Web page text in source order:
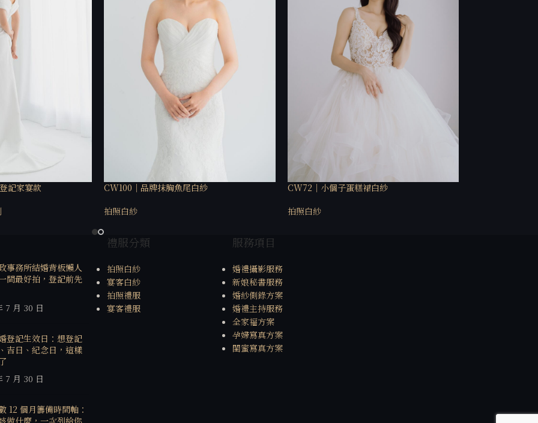
記家宴款
CW100｜品牌抹胸魚尾白紗
拍照白紗
CW72｜小個子蛋糕裙白紗
拍照白紗
事務所結婚背板懶人
間最好拍，登記前先
7 月 30 日
登記生效日：想登記
吉日、紀念日，這樣
7 月 30 日
12 個月籌備時間軸：
禮服分類
拍照白紗
宴客白紗
拍照禮服
宴客禮服
服務項目
婚禮攝影服務
新娘秘書服務
婚紗側錄方案
婚禮主持服務
全家福方案
孕婦寫真方案
閨蜜寫真方案